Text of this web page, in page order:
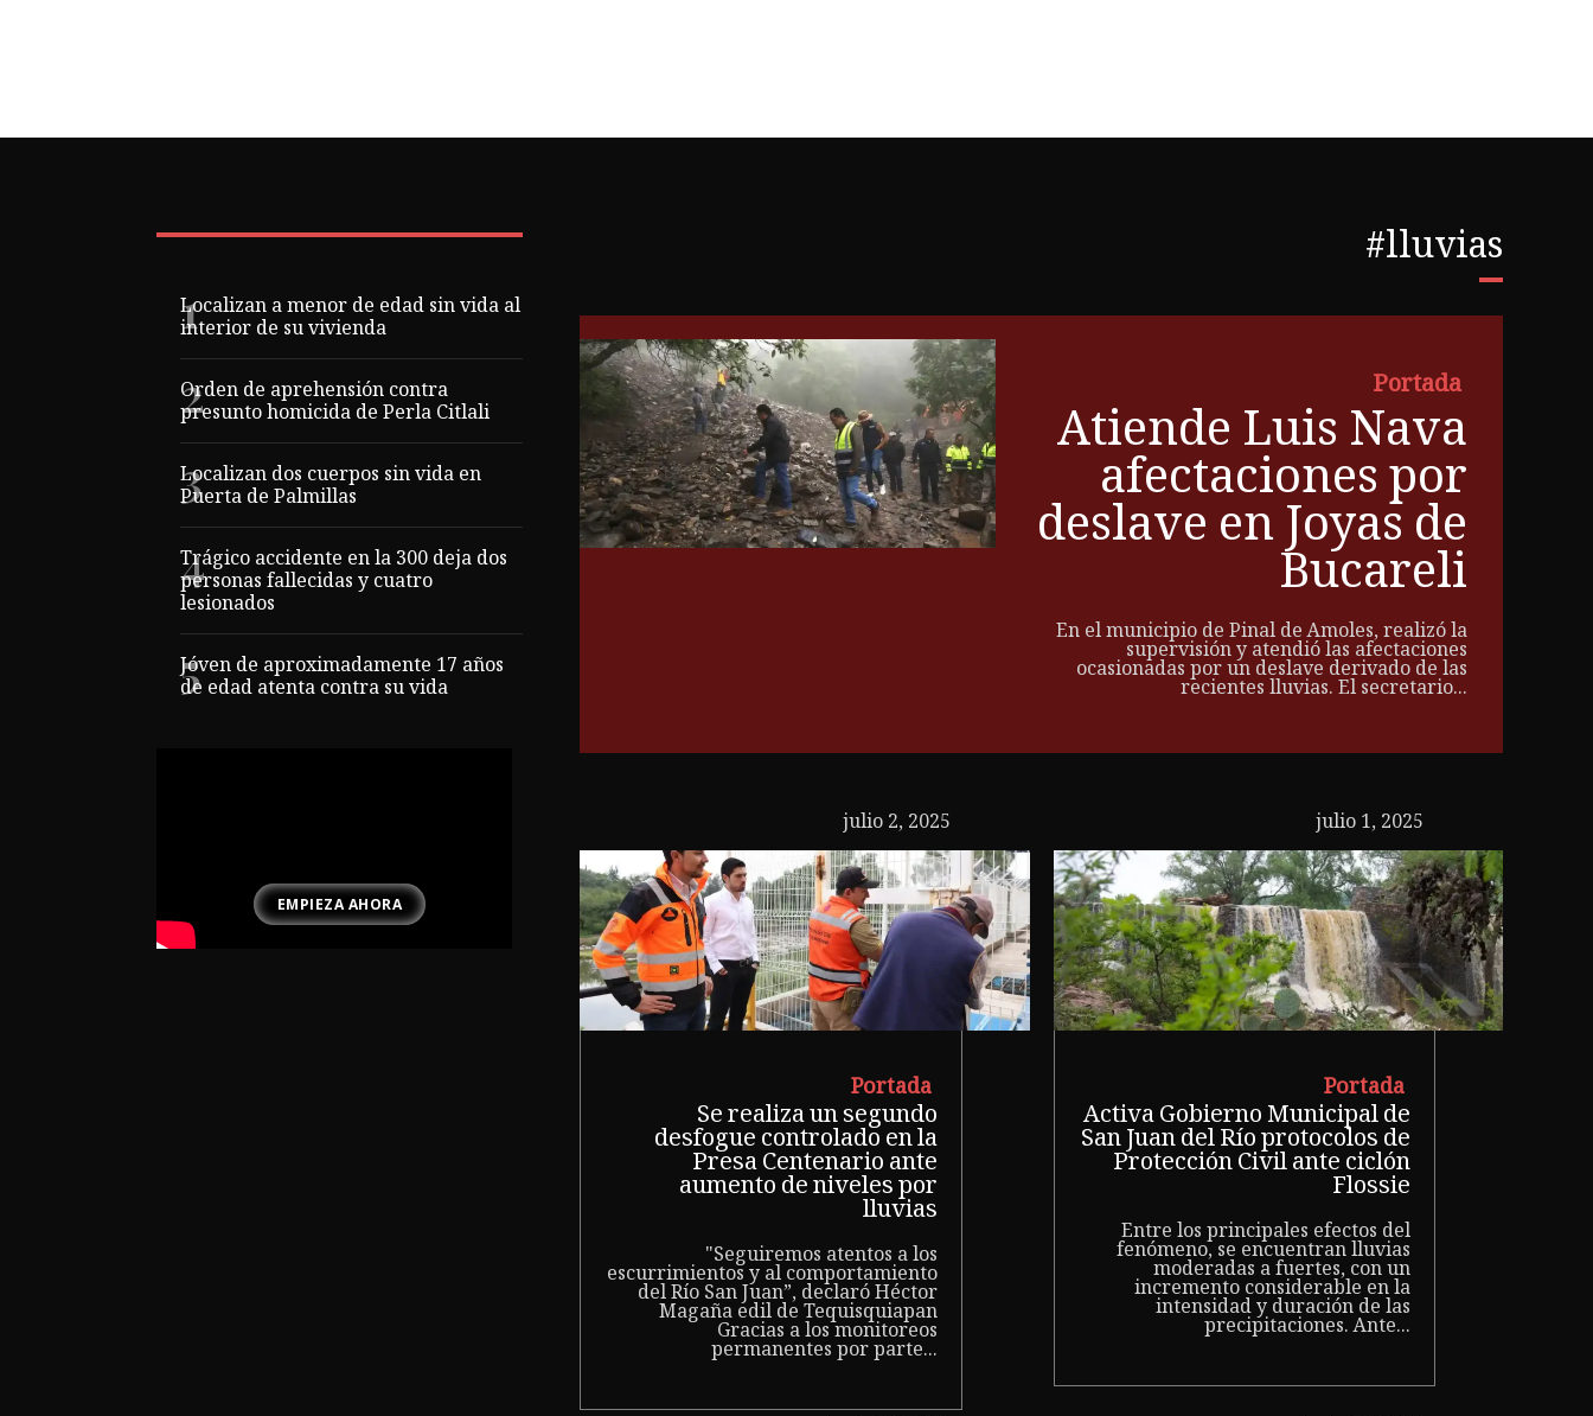
Localizan a menor de edad sin vida al
interior de su vivienda
Orden de aprehensión contra
presunto homicida de Perla Citlali
Localizan dos cuerpos sin vida en
Puerta de Palmillas
Trágico accidente en la 300 deja dos
personas fallecidas y cuatro
lesionados
Jóven de aproximadamente 17 años
de edad atenta contra su vida
EMPIEZA AHORA
#lluvias
Portada
Atiende Luis Nava
afectaciones por
deslave en Joyas de
Bucareli
En el municipio de Pinal de Amoles, realizó la
supervisión y atendió las afectaciones
ocasionadas por un deslave derivado de las
recientes lluvias. El secretario...
julio 2, 2025
Portada
Se realiza un segundo
desfogue controlado en la
Presa Centenario ante
aumento de niveles por
lluvias
"Seguiremos atentos a los
escurrimientos y al comportamiento
del Río San Juan”, declaró Héctor
Magaña edil de Tequisquiapan
Gracias a los monitoreos
permanentes por parte...
julio 1, 2025
Portada
Activa Gobierno Municipal de
San Juan del Río protocolos de
Protección Civil ante ciclón
Flossie
Entre los principales efectos del
fenómeno, se encuentran lluvias
moderadas a fuertes, con un
incremento considerable en la
intensidad y duración de las
precipitaciones. Ante...